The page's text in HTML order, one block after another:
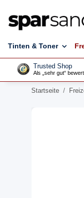
Tinten & Toner
Trusted Shop
Als „sehr gut“
Startseite